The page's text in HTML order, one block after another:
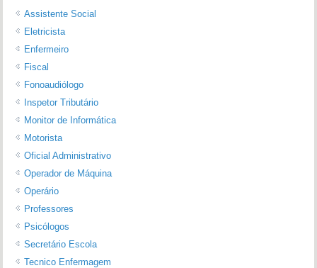
Assistente Social
Eletricista
Enfermeiro
Fiscal
Fonoaudiólogo
Inspetor Tributário
Monitor de Informática
Motorista
Oficial Administrativo
Operador de Máquina
Operário
Professores
Psicólogos
Secretário Escola
Tecnico Enfermagem